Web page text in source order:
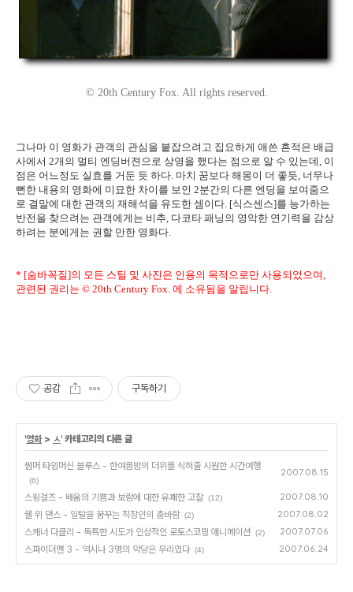
© 20th Century Fox. All rights reserved.
그나마 이 영화가 관객의 관심을 붙잡으려고 집요하게 애쓴 흔적은 배급
사에서 2개의 멀티 엔딩버젼으로 상영을 했다는 점으로 알 수 있는데, 이
점은 어느정도 실효를 거둔 듯 하다. 마치 꿈보다 해몽이 더 좋듯, 너무나
뻔한 내용의 영화에 미묘한 차이를 보인 2분간의 다른 엔딩을 보여줌으
로 결말에 대한 관객의 재해석을 유도한 셈이다. [식스센스]를 능가하는
반전을 찾으려는 관객에게는 비추, 다코타 패닝의 영악한 연기력을 감상
하려는 분에게는 권할 만한 영화다.
* [숨바꼭질]의 모든 스틸 및 사진은 인용의 목적으로만 사용되었으며,
관련된 권리는 © 20th Century Fox. 에 소유됨을 알립니다.
공감 구독하기
'영화> ㅅ' 카테고리의 다른 글
썸머 타임머신 블루스 - 한여름밤의 더위를 식혀줄 시원한 시간여행
(6)
2007.08.15
스윙걸즈 - 배움의 기쁨과 보람에 대한 유쾌한 고찰 (12) 2007.08.10
쉘 위 댄스 - 일탈을 꿈꾸는 직장인의 춤바람 (2) 2007.08.02
스캐너 다클리 - 독특한 시도가 인상적인 로토스코핑 애니메이션 (2) 2007.07.06
스파이더맨 3 - 역시나 3명의 악당은 무리였다 (4) 2007.06.24